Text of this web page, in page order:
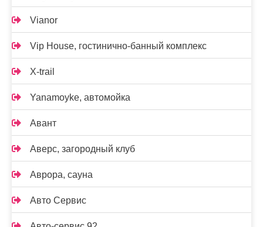
Vianor
Vip House, гостинично-банный комплекс
X-trail
Yanamoyke, автомойка
Авант
Аверс, загородный клуб
Аврора, сауна
Авто Сервис